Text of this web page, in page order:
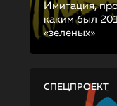
Имитация,
каким был
«зеленых»
СПЕЦПРОЕКТ